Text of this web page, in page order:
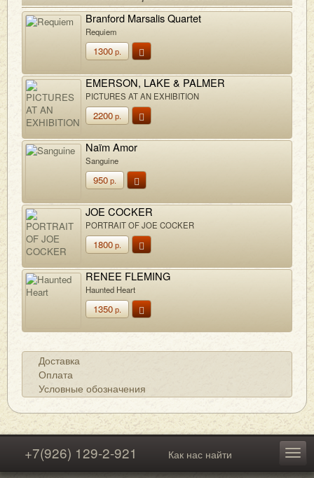
Branford Marsalis Quartet
Requiem
1300р.
EMERSON, LAKE & PALMER
PICTURES AT AN EXHIBITION
2200р.
Naïm Amor
Sanguine
950р.
JOE COCKER
PORTRAIT OF JOE COCKER
1800р.
RENEE FLEMING
Haunted Heart
1350р.
Доставка
Оплата
Условные обозначения
+7(926) 129-2-921 Как нас найти